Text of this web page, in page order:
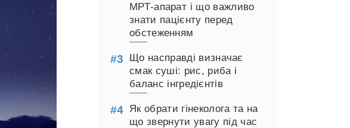
МРТ-апарат і що важливо
знати пацієнту перед
обстеженням
Що насправді визначає
смак суші: рис, риба і
баланс інгредієнтів
Як обрати гінеколога та на
що звернути увагу під час